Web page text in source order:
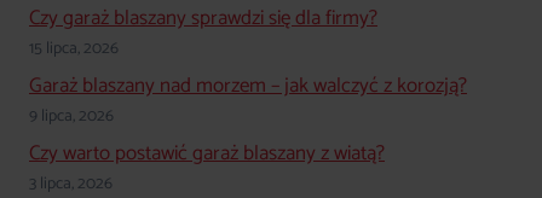
Czy garaż blaszany sprawdzi się dla firmy?
15 lipca, 2026
Garaż blaszany nad morzem – jak walczyć z korozją?
9 lipca, 2026
Czy warto postawić garaż blaszany z wiatą?
3 lipca, 2026